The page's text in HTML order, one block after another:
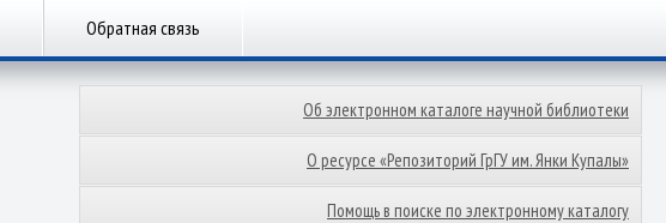
Обратная связь
Об электронном каталоге научной библиотеки
О ресурсе «Репозиторий ГрГУ им. Янки Купалы»
Помощь в поиске по электронному каталогу